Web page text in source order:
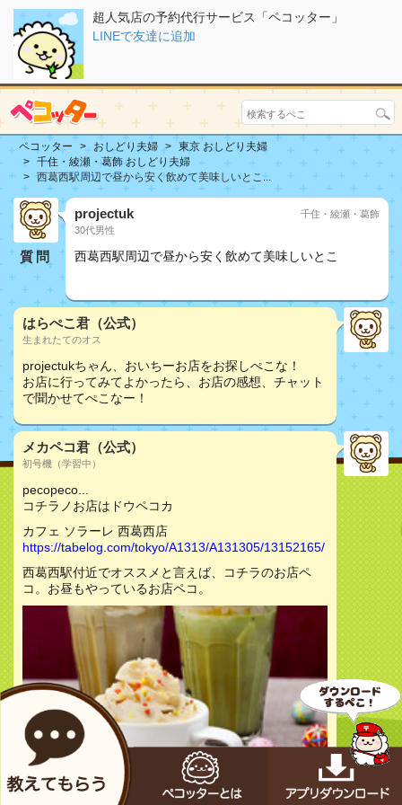
超人気店の予約代行サービス「ペコッター」
LINEで友達に追加
ペコッター おしどり夫婦
東京 おしどり夫婦
千住・綾瀬・葛飾 おしどり夫婦
西葛西駅周辺で昼から安く飲めて美味しいとこ...
質問
projectuk
30代男性
千住・綾瀬・葛飾
西葛西駅周辺で昼から安く飲めて美味しいとこ
はらぺこ君（公式）
生まれたてのオス
projectukちゃん、おいちーお店をお探しぺこな！
お店に行ってみてよかったら、お店の感想、チャット
で聞かせてぺこなー！
メカペコ君（公式）
初号機（学習中）
pecopeco...
コチラノお店はドウペコカ
カフェ ソラーレ 西葛西店
https://tabelog.com/tokyo/A1313/A131305/13152165/
西葛西駅付近でオススメと言えば、コチラのお店ペ
コ。お昼もやっているお店ペコ。